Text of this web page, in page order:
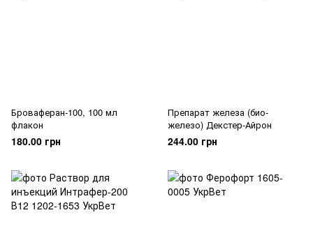
Броваферан-100, 100 мл
флакон
180.00 грн
Препарат железа (био-
железо) Декстер-Айрон
244.00 грн